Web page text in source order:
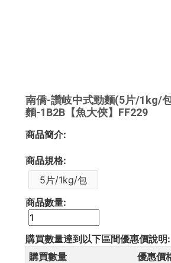
南僑-讚岐中式勁麵(5片/1kg/
麵-1B2B【魚大俠】FF229
商品簡介:
商品規格:
5片/1kg/包
商品數量:
購買數量達到以下區間優惠價說明:
購買數量
優惠價